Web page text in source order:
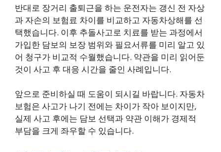
반대로 장거리 출퇴근을 하는 운전자는 갱신 전 자상
과 자손의 보험료 차이를 비교하고 자동차상해를 선
택했습니다. 이후 추돌사고로 치료를 받는 과정에서
가입한 담보의 보장 범위와 필요서류를 미리 알고 있
어 청구가 비교적 수월했습니다. 약관을 미리 읽어둔
것이 사고 후 대응 시간을 줄인 사례입니다.
앞으로 준비하실 때 도움이 되시길 바랍니다. 자동차
보험은 사고가 나기 전에는 차이가 작아 보이지만,
실제 사고 후에는 담보 선택과 약관 이해가 경제적
부담을 크게 좌우할 수 있습니다.